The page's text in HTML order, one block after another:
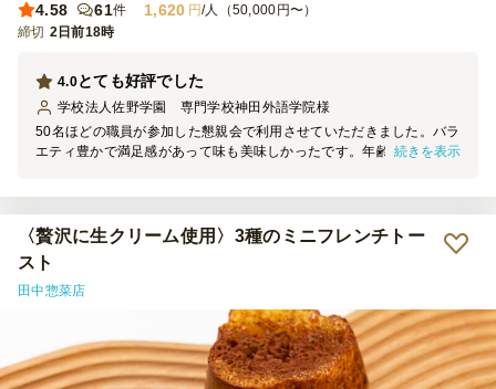
4.58
61件 1,620 円/人（50,000円〜）
締切 2日前18時
とても好評でした
4.0
学校法人佐野学園 専門学校神田外語学院様
50名ほどの職員が参加した懇親会で利用させていただきました。バラ
エティ豊かで満足感があって味も美味しかったです。年齢層広く楽し
続きを表示
〈贅沢に生クリーム使用〉3種のミニフレンチトー
スト
田中惣菜店